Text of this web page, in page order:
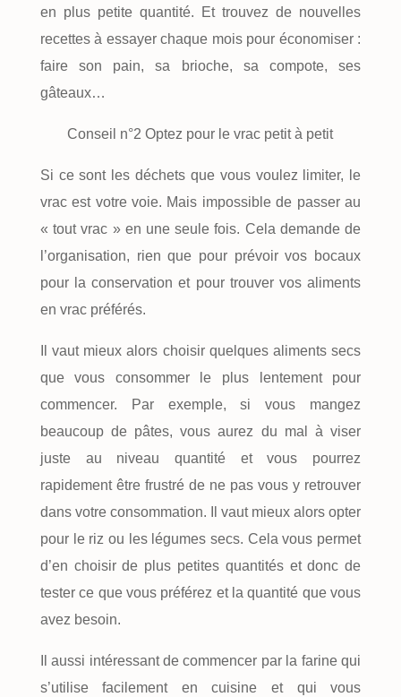
en plus petite quantité. Et trouvez de nouvelles
recettes à essayer chaque mois pour économiser :
faire son pain, sa brioche, sa compote, ses
gâteaux…
Conseil n°2 Optez pour le vrac petit à petit
Si ce sont les déchets que vous voulez limiter, le
vrac est votre voie. Mais impossible de passer au
« tout vrac » en une seule fois. Cela demande de
l’organisation, rien que pour prévoir vos bocaux
pour la conservation et pour trouver vos aliments
en vrac préférés.
Il vaut mieux alors choisir quelques aliments secs
que vous consommer le plus lentement pour
commencer. Par exemple, si vous mangez
beaucoup de pâtes, vous aurez du mal à viser
juste au niveau quantité et vous pourrez
rapidement être frustré de ne pas vous y retrouver
dans votre consommation. Il vaut mieux alors opter
pour le riz ou les légumes secs. Cela vous permet
d’en choisir de plus petites quantités et donc de
tester ce que vous préférez et la quantité que vous
avez besoin.
Il aussi intéressant de commencer par la farine qui
s’utilise facilement en cuisine et qui vous